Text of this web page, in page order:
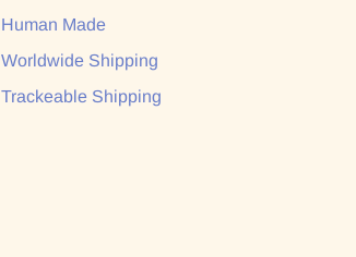
Human Made
Worldwide Shipping
Trackeable Shipping